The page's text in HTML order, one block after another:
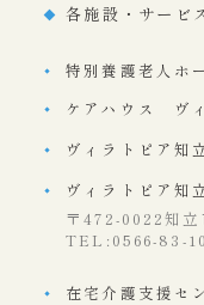
各施設・サービ
特別養護老人ホ
ケアハウス ヴ
ヴィラトピア知
ヴィラトピア
〒472-0022知
TEL:0566-83-
在宅介護支援セ